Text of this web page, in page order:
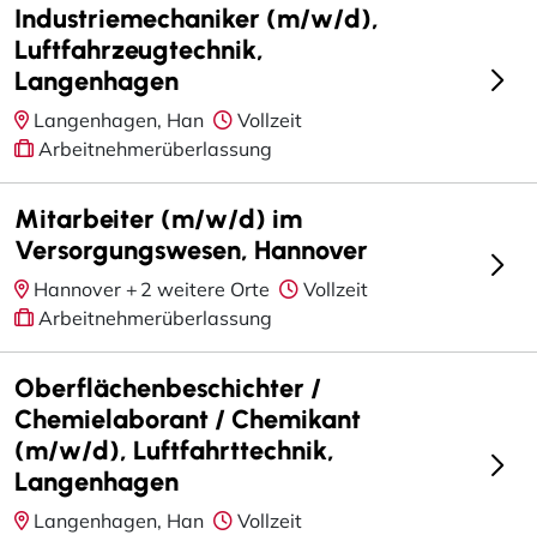
Industriemechaniker (m/w/d),
Luftfahrzeugtechnik,
Langenhagen
Langenhagen, Han
Vollzeit
Arbeitnehmerüberlassung
Mitarbeiter (m/w/d) im
Versorgungswesen, Hannover
Hannover + 2 weitere Orte
Vollzeit
Arbeitnehmerüberlassung
Oberflächenbeschichter /
Chemielaborant / Chemikant
(m/w/d), Luftfahrttechnik,
Langenhagen
Langenhagen, Han
Vollzeit